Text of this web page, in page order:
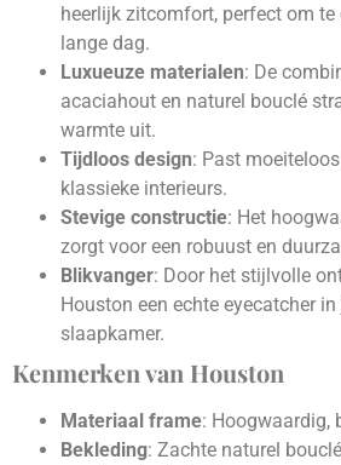
heerlijk zitcomfort, perfect om te
lange dag.
Luxueuze materialen: De
acaciahout en naturel bouclé
warmte uit.
Tijdloos design: Past
klassieke interieurs.
Stevige constructie: Het
zorgt voor een robuust en
Blikvanger: Door het stijlvolle
Houston een echte eyecatcher
slaapkamer.
Kenmerken van Houston
Materiaal frame: Hoogwaardig,
Bekleding: Zachte naturel